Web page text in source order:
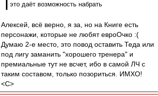
это даёт возможность набрать
Алексей, всё верно, я за, но на Книге есть
персонажи, которые не любят евроОчко :(
Думаю 2-е место, это повод оставить Теда или
под лигу заманить "хорошего тренера" и
премиальные тут не всчет, ибо в самой ЛЧ с
таким составом, только позориться. ИМХО!
<C>